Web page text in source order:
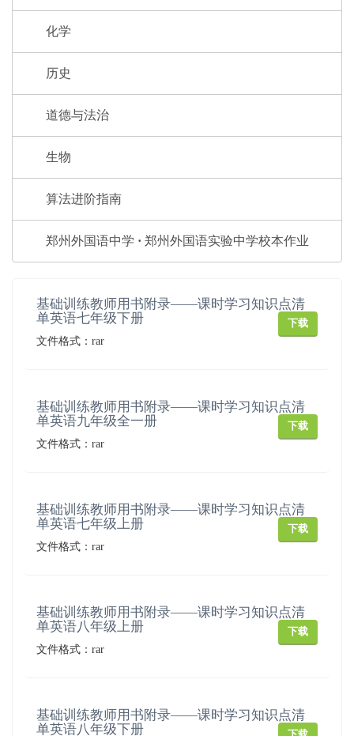
化学
历史
道德与法治
生物
算法进阶指南
郑州外国语中学 · 郑州外国语实验中学校本作业
基础训练教师用书附录——课时学习知识点清
单英语七年级下册
下载
文件格式：rar
基础训练教师用书附录——课时学习知识点清
单英语九年级全一册
下载
文件格式：rar
基础训练教师用书附录——课时学习知识点清
单英语七年级上册
下载
文件格式：rar
基础训练教师用书附录——课时学习知识点清
单英语八年级上册
下载
文件格式：rar
基础训练教师用书附录——课时学习知识点清
单英语八年级下册